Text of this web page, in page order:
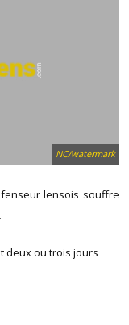
NC/watermark
lensois souffre
deux ou trois jours